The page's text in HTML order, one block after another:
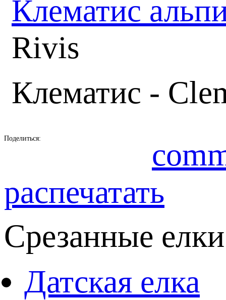
Клематис
Rivis
Клематис -
Поделиться:
распечатать
Срезанные
Датская елка